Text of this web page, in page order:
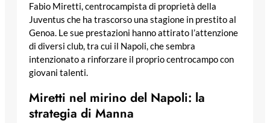
Fabio Miretti, centrocampista di proprietà della
Juventus che ha trascorso una stagione in prestito al
Genoa. Le sue prestazioni hanno attirato l’attenzione
di diversi club, tra cui il Napoli, che sembra
intenzionato a rinforzare il proprio centrocampo con
giovani talenti.
Miretti nel mirino del Napoli: la
strategia di Manna